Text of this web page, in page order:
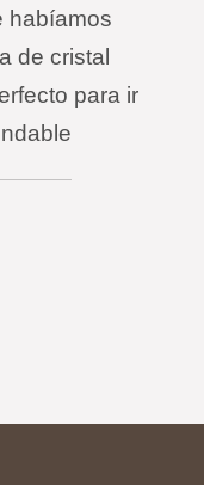
habíamos
de cristal
para ir